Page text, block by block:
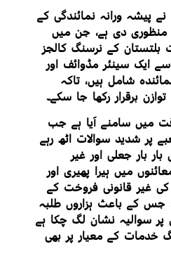
پیشہ ورانہ نمائندگی کے
منظوری دی ہے، جن میں
بلتستان کے نرسنگ کالجز
ایک سینئر مڈوائف اور
شامل ہیں، تاکہ
برقرار رکھا جا سکے۔
میں سامنے آیا ہے جب
پر شدید سوالات اٹھ رہے
بار جعلی اور غیر
میں ہیرا پھیری اور
غیر قانونی فروخت کے
جس کے باعث ہزاروں طلبہ
پر سوالیہ نشان لگ چکا ہے
خدمات کے معیار پر بھی